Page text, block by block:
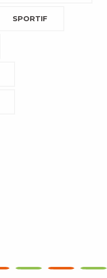
SPORTIF